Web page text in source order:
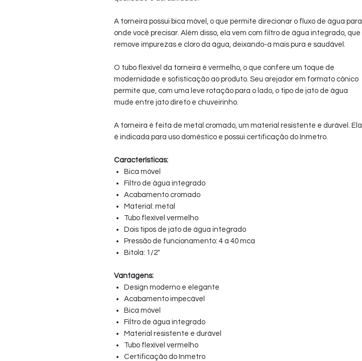
A torneira possui bica móvel, o que permite direcionar o fluxo de água para
onde você precisar. Além disso, ela vem com filtro de água integrado, que
remove impurezas e cloro da água, deixando-a mais pura e saudável.
O tubo flexível da torneira é vermelho, o que confere um toque de
modernidade e sofisticação ao produto. Seu arejador em formato cônico
permite que, com uma leve rotação para o lado, o tipo de jato de água
mude entre jato direto e chuveirinho.
A torneira é feita de metal cromado, um material resistente e durável. Ela
é indicada para uso doméstico e possui certificação do Inmetro.
Características:
Bica móvel
Filtro de água integrado
Acabamento cromado
Material: metal
Tubo flexível vermelho
Dois tipos de jato de água integrado
Pressão de funcionamento: 4 a 40 mca
Bitola: 1/2"
Vantagens:
Design moderno e elegante
Acabamento impecável
Bica móvel
Filtro de água integrado
Material resistente e durável
Tubo flexível vermelho
Certificação do Inmetro